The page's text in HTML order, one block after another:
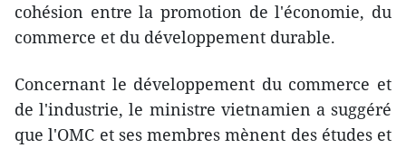
cohésion entre la promotion de l'économie, du
commerce et du développement durable.
Concernant le développement du commerce et
de l'industrie, le ministre vietnamien a suggéré
que l'OMC et ses membres mènent des études et